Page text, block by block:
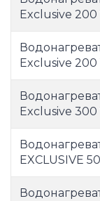
Exclusive 200
Exclusive 200
Exclusive 300
EXCLUSIVE